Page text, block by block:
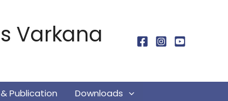
Varkana
Publication Downloads